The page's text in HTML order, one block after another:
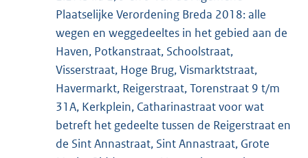
Plaatselijke Verordening Breda 2018: alle
wegen en weggedeeltes in het gebied aan de
Haven, Potkanstraat, Schoolstraat,
Visserstraat, Hoge Brug, Vismarktstraat,
Havermarkt, Reigerstraat, Torenstraat 9 t/m
31A, Kerkplein, Catharinastraat voor wat
betreft het gedeelte tussen de Reigerstraat en
de Sint Annastraat, Sint Annastraat, Grote